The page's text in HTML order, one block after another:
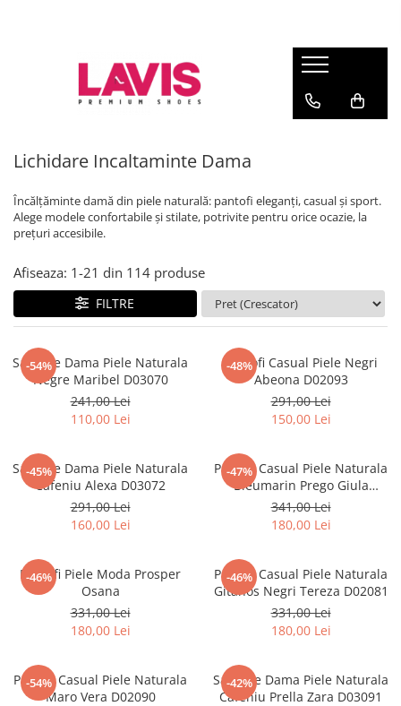
Pantofi cu toc din piele
Balerini dama
Ghete dama piele
Cizme dama piele
Ultima Pereche Dama
Pantofi barbati piele
Mocasini barbati din piele
Curele barbati din piele naturala
Curele dama din piele naturala
Bit Bontimes
Denis
Epica
Moda Prosper
Prego
Lichidare Incaltaminte Dama
Încălțăminte damă din piele naturală: pantofi eleganți, casual și sport.
Alege modele confortabile și stilate, potrivite pentru orice ocazie, la
prețuri accesibile.
Afiseaza: 1-21 din 114 produse
FILTRE
-54%
Sandale Dama Piele Naturala
Negre Maribel D03070
241,00 Lei
110,00 Lei
-48%
Pantofi Casual Piele Negri
Abeona D02093
291,00 Lei
150,00 Lei
-45%
Sandale Dama Piele Naturala
Cafeniu Alexa D03072
291,00 Lei
160,00 Lei
-47%
Pantofi Casual Piele Naturala
Bleumarin Prego Giula
D01192
341,00 Lei
180,00 Lei
-46%
Pantofi Piele Moda Prosper
Osana
331,00 Lei
180,00 Lei
-46%
Pantofi Casual Piele Naturala
Gitanos Negri Tereza D02081
331,00 Lei
180,00 Lei
-54%
Pantofi Casual Piele Naturala
Maro Vera D02090
-42%
Sandale Dama Piele Naturala
Cafeniu Prella Zara D03091